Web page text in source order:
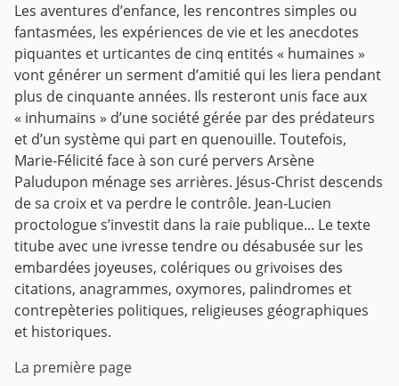
Les aventures d’enfance, les rencontres simples ou
fantasmées, les expériences de vie et les anecdotes
piquantes et urticantes de cinq entités « humaines »
vont générer un serment d’amitié qui les liera pendant
plus de cinquante années. Ils resteront unis face aux
« inhumains » d’une société gérée par des prédateurs
et d’un système qui part en quenouille. Toutefois,
Marie-Félicité face à son curé pervers Arsène
Paludupon ménage ses arrières. Jésus-Christ descends
de sa croix et va perdre le contrôle. Jean-Lucien
proctologue s’investit dans la raie publique... Le texte
titube avec une ivresse tendre ou désabusée sur les
embardées joyeuses, colériques ou grivoises des
citations, anagrammes, oxymores, palindromes et
contrepèteries politiques, religieuses géographiques
et historiques.
La première page